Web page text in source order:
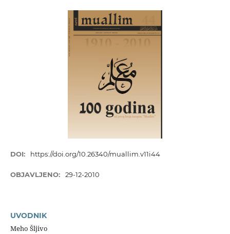
DOI: https://doi.org/10.26340/muallim.v11i44
OBJAVLJENO: 29-12-2010
UVODNIK
Meho Šljivo